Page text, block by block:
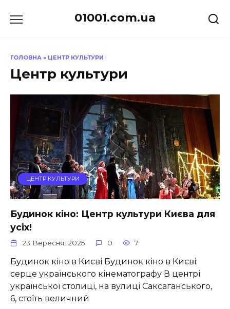
до
01001.com.ua
ГОЛОВНА » ЦЕНТР КУЛЬТУРИ
Центр культури
ЦЕНТР КУЛЬТУРИ
Будинок кіно: Центр культури Києва для
усіх!
23 Вересня, 2025 0 7
Будинок кіно в Києві Будинок кіно в Києві:
серце українського кінематографу В центрі
української столиці, на вулиці Саксаганського,
6, стоїть величний